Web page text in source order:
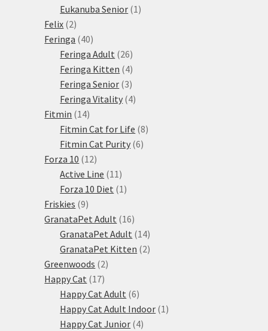
produkty
Eukanuba Senior 1 1
Felix 22
produkty
Feringa 4040
produktů
Feringa Adult 2626
produktů
Feringa Kitten 44
produkty
Feringa Senior 33
produkty
Feringa Vitality 44
Fitmin 1414
produktů
Fitmin Cat for Life 88
Fitmin Cat Purity 66
Forza 10 1212
produktů
Active Line 11 11
produktů
Forza 10 Diet 1 1
Friskies 99
produktů
GranataPet Adult 1616
produktů
GranataPet Adult 1414
produktů
GranataPet Kitten 22
Greenwoods 22
Happy Cat 1717
produktů
Happy Cat Adult 66
produktů
Happy Cat Adult Indoor 1 1
Happy Cat Junior 44